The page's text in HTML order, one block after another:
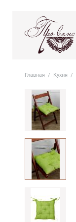
Главная Кухня